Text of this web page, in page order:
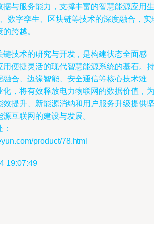
据与服务能力，支撑丰富的智慧能源应用生
数字孪生、区块链等技术的深度融合，实
跨越。
键技术的研究与开发，是构建状态全面感
用便捷灵活的现代智慧能源系统的基石。持
融合、边缘智能、安全通信等核心技术难
化，将有效释放电力物联网的数据价值，为
效提升、新能源消纳和用户服务升级提供坚
互联网的建设与发展。
product/78.html
19:07:49